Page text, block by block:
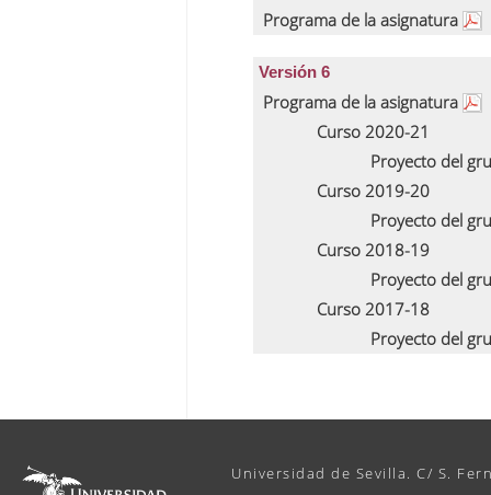
Programa de la asignatura
Versión 6
Programa de la asignatura
Curso 2020-21
Proyecto del
Curso 2019-20
Proyecto del
Curso 2018-19
Proyecto del
Curso 2017-18
Proyecto del
Universidad de Sevilla. C/ S.